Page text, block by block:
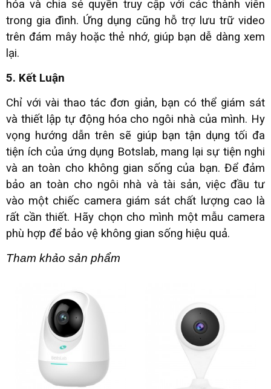
hóa và chia sẻ quyền truy cập với các thành viên
trong gia đình. Ứng dụng cũng hỗ trợ lưu trữ video
trên đám mây hoặc thẻ nhớ, giúp bạn dễ dàng xem
lại.
5. Kết Luận
Chỉ với vài thao tác đơn giản, bạn có thể giám sát
và thiết lập tự động hóa cho ngôi nhà của mình. Hy
vọng hướng dẫn trên sẽ giúp bạn tận dụng tối đa
tiện ích của ứng dụng Botslab, mang lại sự tiện nghi
và an toàn cho không gian sống của bạn. Để đảm
bảo an toàn cho ngôi nhà và tài sản, việc đầu tư
vào một chiếc camera giám sát chất lượng cao là
rất cần thiết. Hãy chọn cho mình một mẫu camera
phù hợp để bảo vệ không gian sống hiệu quả.
Tham khảo sản phẩm